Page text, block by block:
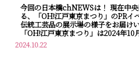
今回の日本橋chNEWSは！ 現在中
る、「OH!江戸東京まつり」のPRイ
伝統工芸品の展示場の様子をお届け
「OH!江戸東京まつり」は2024年
2024.10.22